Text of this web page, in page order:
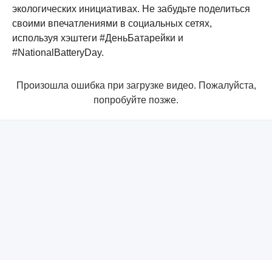
экологических инициативах. Не забудьте поделиться
своими впечатлениями в социальных сетях,
используя хэштеги #ДеньБатарейки и
#NationalBatteryDay.
Произошла ошибка при загрузке видео. Пожалуйста,
попробуйте позже.